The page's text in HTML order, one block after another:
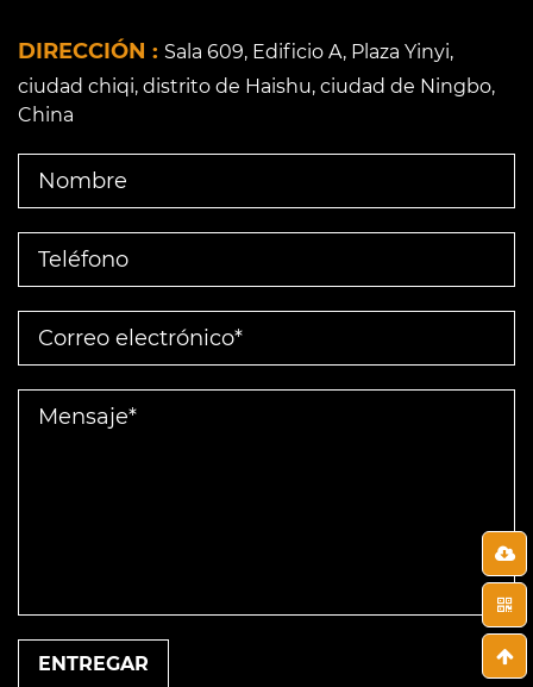
DIRECCIÓN : Sala 609, Edificio A, Plaza Yinyi,
ciudad chiqi, distrito de Haishu, ciudad de Ningbo,
China
ENTREGAR